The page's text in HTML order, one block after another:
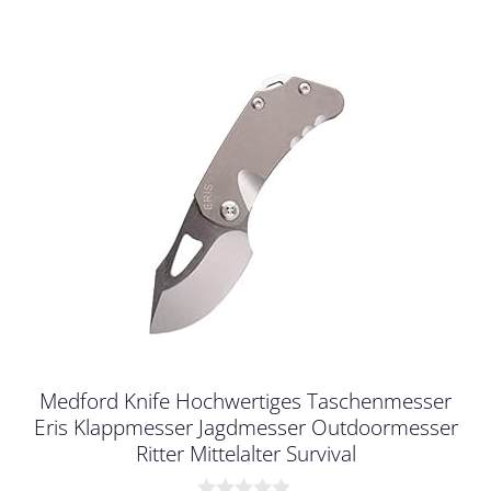
Medford Knife Hochwertiges Taschenmesser
Eris Klappmesser Jagdmesser Outdoormesser
Ritter Mittelalter Survival